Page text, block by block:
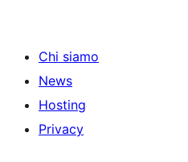
Chi siamo
News
Hosting
Privacy